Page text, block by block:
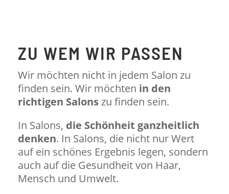
ZU WEM WIR PASSEN
Wir möchten nicht in jedem Salon zu
finden sein. Wir möchten in den
richtigen Salonszu finden sein.
In Salons, die Schönheit ganzheitlich
denken. In Salons, die nicht nur Wert
auf ein schönes Ergebnis legen, sondern
auch auf die Gesundheit von Haar,
Mensch und Umwelt.